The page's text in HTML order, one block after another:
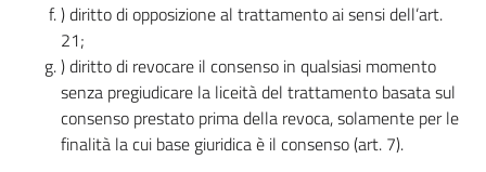
) diritto di opposizione al trattamento ai sensi dell’art.
21;
) diritto di revocare il consenso in qualsiasi momento
senza pregiudicare la liceità del trattamento basata sul
consenso prestato prima della revoca, solamente per le
finalità la cui base giuridica è il consenso (art. 7).